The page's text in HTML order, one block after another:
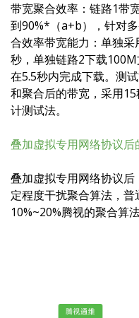
带宽聚合效率：链路1带
到90%*（a+b），针对
合效率带宽能力：单独
秒，单独链路2下载
在5.5秒内完成下载。测
和聚合后的带宽，采用
计测试法。
叠加虚拟专用网络协议
叠加虚拟专用网络协议
定程度干扰聚合算法，
10%~20%腾视的聚合算